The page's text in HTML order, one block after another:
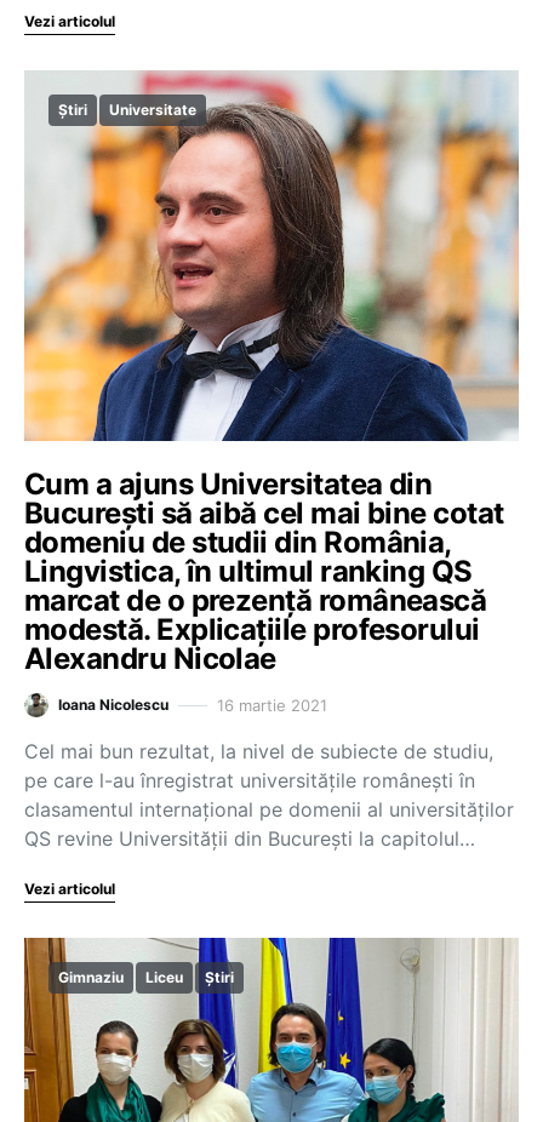
Vezi articolul
Știri Universitate
Cum a ajuns Universitatea din
București să aibă cel mai bine cotat
domeniu de studii din România,
Lingvistica, în ultimul ranking QS
marcat de o prezență românească
modestă. Explicațiile profesorului
Alexandru Nicolae
Ioana Nicolescu 16 martie 2021
Cel mai bun rezultat, la nivel de subiecte de studiu,
pe care l-au înregistrat universitățile românești în
clasamentul internațional pe domenii al universităților
QS revine Universității din București la capitolul…
Vezi articolul
Gimnaziu Liceu Știri